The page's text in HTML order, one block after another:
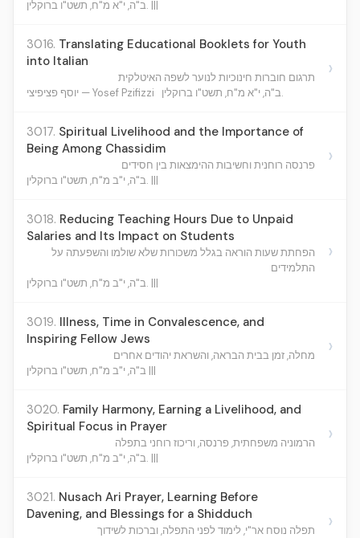
ב"ה, י"א מ"ח, תשט"ו ברוקלין. |||
3016. Translating Educational Booklets for Youth
into Italian
תרגום חוברות חינוכיות לנוער לשפה האיטלקית
יוסף פציפיצי — Yosef Pzifizzi
ב"ה, י"א מ"ח, תשט"ו ברוקלין.
›
3017. Spiritual Livelihood and the Importance of
Being Among Chassidim
פרנסה רוחנית וחשיבות ההימצאות בין חסידים
ב"ה, י"ב מ"ח, תשט"ו ברוקלין. |||
›
3018. Reducing Teaching Hours Due to Unpaid
Salaries and Its Impact on Students
הפחתת שעות הוראה בגלל משכורות שלא שולמו והשפעתה על
התלמידים
ב"ה, י"ב מ"ח, תשט"ו ברוקלין. |||
›
3019. Illness, Time in Convalescence, and
Inspiring Fellow Jews
מחלה, זמן בבית הבראה, והשראת יהודים אחרים
ב"ה, י"ב מ"ח, תשט"ו ברוקלין |||
›
3020. Family Harmony, Earning a Livelihood, and
Spiritual Focus in Prayer
הרמוניה משפחתית, פרנסה, וריכוז רוחני בתפלה
ב"ה, י"ב מ"ח, תשט"ו ברוקלין. |||
›
3021. Nusach Ari Prayer, Learning Before
Davening, and Blessings for a Shidduch
תפלה נוסח אר"י, לימוד לפני התפלה, וברכות לשידוך
›